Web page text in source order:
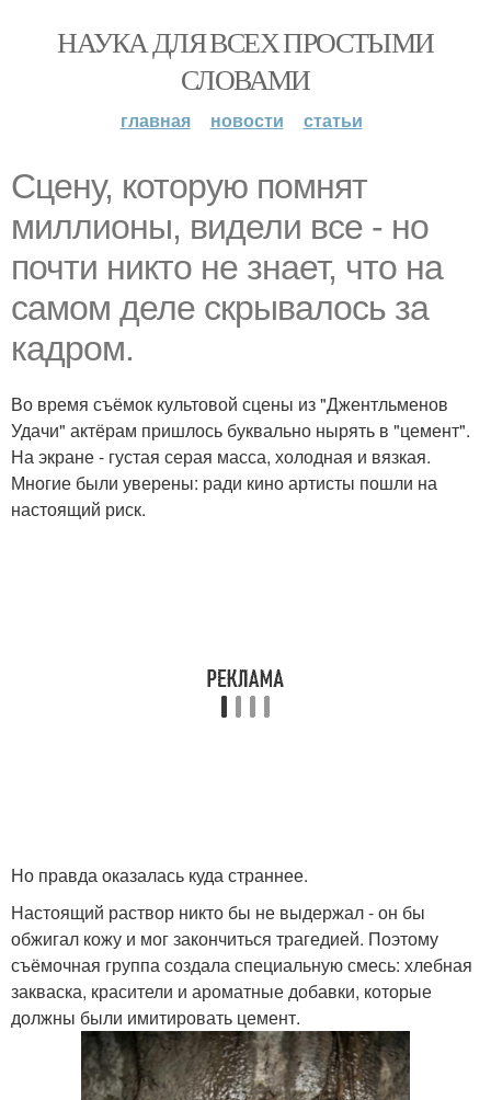
НАУКА ДЛЯ ВСЕХ ПРОСТЫМИ
СЛОВАМИ
главная новости статьи
Сцену, которую помнят
миллионы, видели все - но
почти никто не знает, что на
самом деле скрывалось за
кадром.
Во время съёмок культовой сцены из "Джентльменов
Удачи" актёрам пришлось буквально нырять в "цемент".
На экране - густая серая масса, холодная и вязкая.
Многие были уверены: ради кино артисты пошли на
настоящий риск.
Но правда оказалась куда страннее.
Настоящий раствор никто бы не выдержал - он бы
обжигал кожу и мог закончиться трагедией. Поэтому
съёмочная группа создала специальную смесь: хлебная
закваска, красители и ароматные добавки, которые
должны были имитировать цемент.